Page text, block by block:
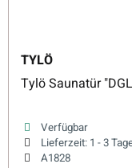
TYLÖ
Tylö Saunatür
Verfügbar
Lieferzeit: 1 - 3
A1828